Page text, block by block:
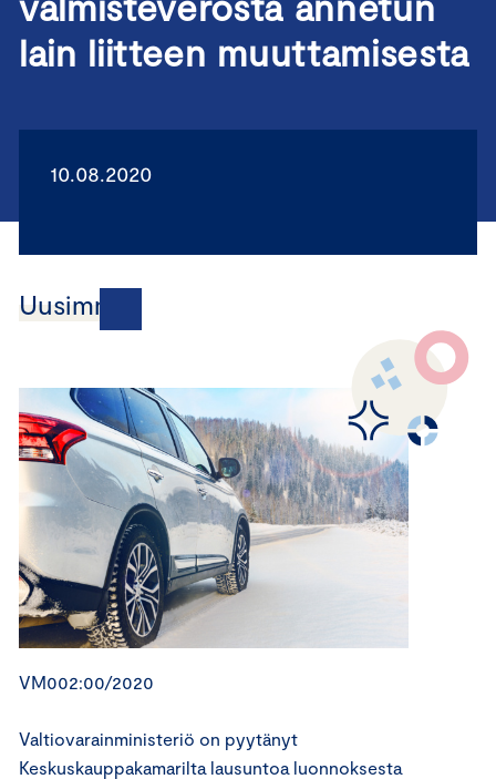
lain liitteen muuttamisesta
10.08.2020
Uusimmat
VM002:00/2020
Valtiovarainministeriö on pyytänyt
Keskuskauppakamarilta lausuntoa luonnoksesta